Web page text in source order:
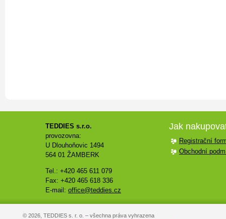
TEDDIES s.r.o.
provozovna:
U Dlouhoňovic 1494
564 01 ŽAMBERK
Tel.: +420 465 611 079
Fax: +420 465 618 336
E-mail: office@teddies.cz
Jak
Registrační
Obchodní
© 2026, TEDDIES s. r. o. – všechna práva vyhrazena